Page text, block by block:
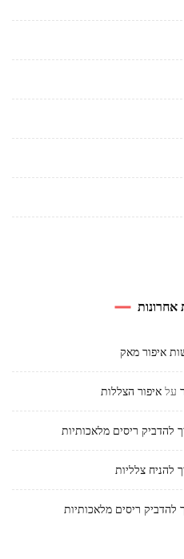
אחרונות
איפור מאק
על איפור הצללות
להדביק ריסים מלאכותיות
להניח צלליות
להדביק ריסים מלאכותיות